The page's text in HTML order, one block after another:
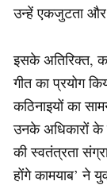
उन्हें एकजुटता और
इसके अतिरिक्त,
गीत का प्रयोग
कठिनाइयों का
उनके अधिकारों के
की स्वतंत्रता
होंगे कामयाब’ ने